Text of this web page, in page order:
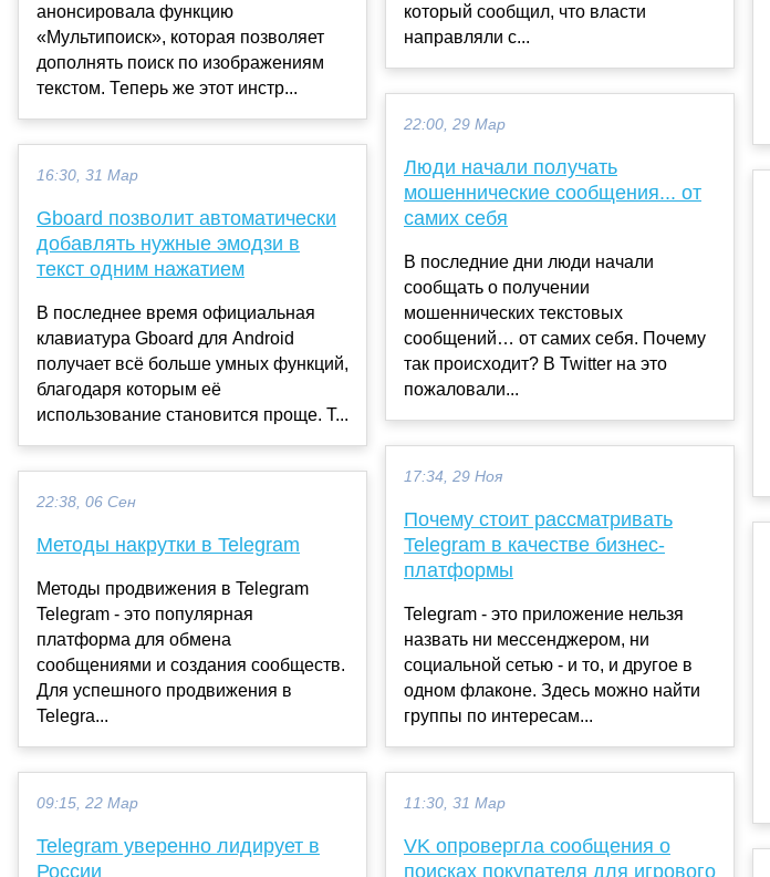
анонсировала функцию
«Мультипоиск», которая позволяет
дополнять поиск по изображениям
текстом. Теперь же этот инстр...
16:30, 31 Мар
Gboard позволит автоматически
добавлять нужные эмодзи в
текст одним нажатием
В последнее время официальная
клавиатура Gboard для Android
получает всё больше умных функций,
благодаря которым её
использование становится проще. Т...
22:38, 06 Сен
Методы накрутки в Telegram
Методы продвижения в Telegram
Telegram - это популярная
платформа для обмена
сообщениями и создания сообществ.
Для успешного продвижения в
Telegra...
09:15, 22 Мар
Telegram уверенно лидирует в
России
который сообщил, что власти
направляли с...
22:00, 29 Мар
Люди начали получать
мошеннические сообщения... от
самих себя
В последние дни люди начали
сообщать о получении
мошеннических текстовых
сообщений… от самих себя. Почему
так происходит? В Twitter на это
пожаловали...
17:34, 29 Ноя
Почему стоит рассматривать
Telegram в качестве бизнес-
платформы
Telegram - это приложение нельзя
назвать ни мессенджером, ни
социальной сетью - и то, и другое в
одном флаконе. Здесь можно найти
группы по интересам...
11:30, 31 Мар
VK опровергла сообщения о
поисках покупателя для игрового